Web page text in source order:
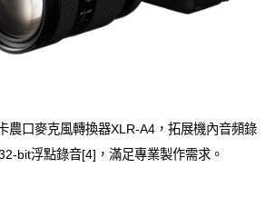
農口麥克風轉換器XLR‑A4，拓展機內音頻錄
bit浮點錄音[4]，滿足專業製作需求。